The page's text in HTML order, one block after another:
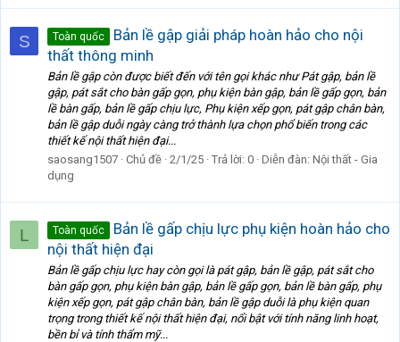
S Toàn quốc
Bản lề gập giải pháp hoàn hảo cho nội
thất thông minh
Bản lề gập còn được biết đến với tên gọi khác như Pát gập, bản lề
gập, pát sắt cho bàn gấp gọn, phụ kiện bàn gập, bản lề gấp gọn, bản
lề bàn gấp, bản lề gấp chịu lực, Phụ kiện xếp gọn, pát gập chân bàn,
bản lề gập duỗi ngày càng trở thành lựa chọn phổ biến trong các
thiết kế nội thất hiện đại...
saosang1507 Chủ đề 2/1/25 Trả lời: 0 Diễn đàn: Nội thất - Gia
dụng
L Toàn quốc
Bản lề gấp chịu lực phụ kiện hoàn hảo cho
nội thất hiện đại
Bản lề gấp chịu lực hay còn gọi là pát gập, bản lề gập, pát sắt cho
bàn gấp gọn, phụ kiện bàn gập, bản lề gấp gọn, bản lề bàn gấp, phụ
kiện xếp gọn, pát gập chân bàn, bản lề gập duỗi là phụ kiện quan
trọng trong thiết kế nội thất hiện đại, nổi bật với tính năng linh hoạt,
bền bỉ và tính thẩm mỹ...